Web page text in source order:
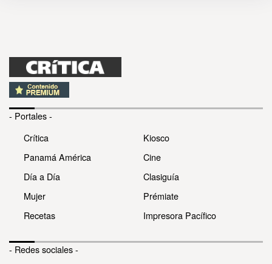
- Portales -
Crítica
Panamá América
Día a Día
Mujer
Recetas
Kiosco
Cine
Clasiguía
Prémiate
Impresora Pacífico
- Redes sociales -